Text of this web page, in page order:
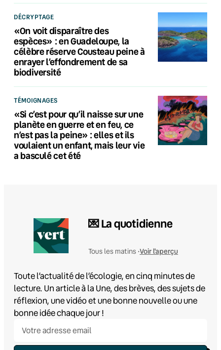
DÉCRYPTAGE
«On voit disparaître des
espèces» : en Guadeloupe, la
célèbre réserve Cousteau peine à
enrayer l’effondrement de sa
biodiversité
TÉMOIGNAGES
«Si c’est pour qu’il naisse sur une
planète en guerre et en feu, ce
n’est pas la peine» : elles et ils
voulaient un enfant, mais leur vie
a basculé cet été
💌 La quotidienne
Tous les matins •Voir l'aperçu
Toute l’actualité de l’écologie, en cinq minutes de
lecture. Un article à la Une, des brèves, des sujets de
réflexion, une vidéo et une bonne nouvelle ou une
bonne idée chaque jour !